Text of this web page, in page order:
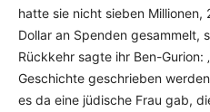
hatte sie nicht sieben Millionen,
Dollar an Spenden gesammelt,
Rückkehr sagte ihr Ben-Gurion:
Geschichte geschrieben
es da eine jüdische Frau gab,